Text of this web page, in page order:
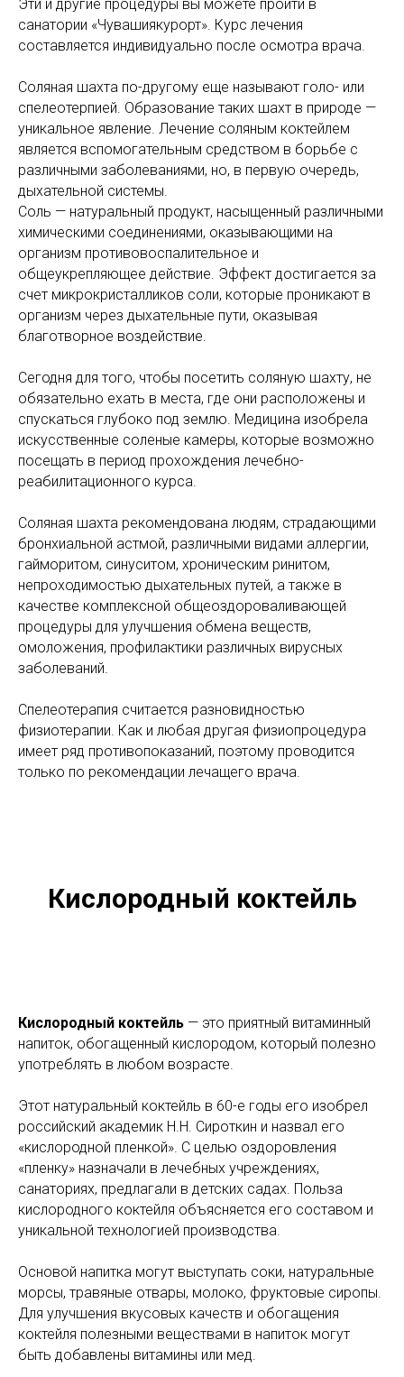
Эти и другие процедуры вы можете пройти в
санатории «Чувашиякурорт». Курс лечения
составляется индивидуально после осмотра врача.
Соляная шахта по-другому еще называют голо- или
спелеотерпией. Образование таких шахт в природе —
уникальное явление. Лечение соляным коктейлем
является вспомогательным средством в борьбе с
различными заболеваниями, но, в первую очередь,
дыхательной системы.
Соль — натуральный продукт, насыщенный различными
химическими соединениями, оказывающими на
организм противовоспалительное и
общеукрепляющее действие. Эффект достигается за
счет микрокристалликов соли, которые проникают в
организм через дыхательные пути, оказывая
благотворное воздействие.
Сегодня для того, чтобы посетить соляную шахту, не
обязательно ехать в места, где они расположены и
спускаться глубоко под землю. Медицина изобрела
искусственные соленые камеры, которые возможно
посещать в период прохождения лечебно-
реабилитационного курса.
Соляная шахта рекомендована людям, страдающими
бронхиальной астмой, различными видами аллергии,
гайморитом, синуситом, хроническим ринитом,
непроходимостью дыхательных путей, а также в
качестве комплексной общеоздороваливающей
процедуры для улучшения обмена веществ,
омоложения, профилактики различных вирусных
заболеваний.
Спелеотерапия считается разновидностью
физиотерапии. Как и любая другая физиопроцедура
имеет ряд противопоказаний, поэтому проводится
только по рекомендации лечащего врача.
Кислородный коктейль
Кислородный коктейль — это приятный витаминный
напиток, обогащенный кислородом, который полезно
употреблять в любом возрасте.
Этот натуральный коктейль в 60-е годы его изобрел
российский академик Н.Н. Сироткин и назвал его
«кислородной пленкой». С целью оздоровления
«пленку» назначали в лечебных учреждениях,
санаториях, предлагали в детских садах. Польза
кислородного коктейля объясняется его составом и
уникальной технологией производства.
Основой напитка могут выступать соки, натуральные
морсы, травяные отвары, молоко, фруктовые сиропы.
Для улучшения вкусовых качеств и обогащения
коктейля полезными веществами в напиток могут
быть добавлены витамины или мед.